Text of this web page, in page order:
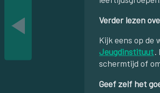
Verder lezen
Kijk eens op de
Jeugdinstituut.
schermtijd of
Geef zelf het